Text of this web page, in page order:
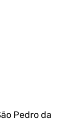
Pedro da